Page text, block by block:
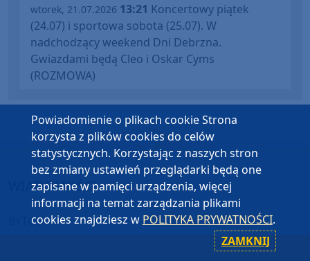
wtorek, 21.07.2026 13:21 Koncertowy piątek
(24.07) i sportowa sobota (25.07). W
nadchodzący weekend Dni Debrzna.
Gwiazdami będą Cleo i Oskar Cyms
(ROZMOWA)
WIADOMOŚCI
BYTÓW
Powiadomienie o plikach cookie Strona
korzysta z plików cookies do celów
statystycznych. Korzystając z naszych stron
bez zmiany ustawień przeglądarki będą one
zapisane w pamięci urządzenia, więcej
informacji na temat zarządzania plikami
cookies znajdziesz w POLITYKA PRYWATNOŚCI.
ZAMKNIJ